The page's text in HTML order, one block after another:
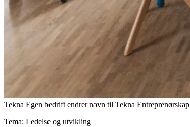
Tekna Egen bedrift endrer navn til Tekna Entreprenørskap
Tema: Ledelse og utvikling